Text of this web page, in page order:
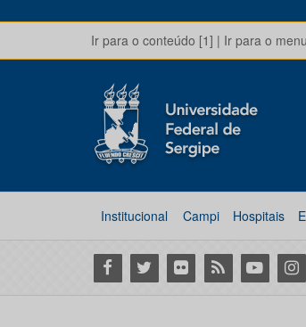
Ir para o conteúdo [1] | Ir para o
Institucional Campi Hospitais
Facebook
Twitter Flickr RSS Youtube